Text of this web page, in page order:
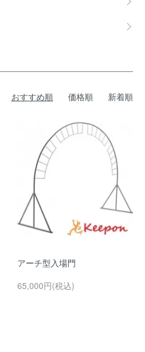
おすすめ順 価格順 新着順
アーチ型入場門
65,000円(税込)